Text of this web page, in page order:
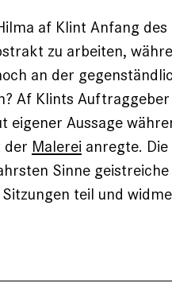
af Klint Anfang
zu arbeiten,
an der
Af Klints
eigener Aussage
der Malerei anregte.
Sinne
teil und